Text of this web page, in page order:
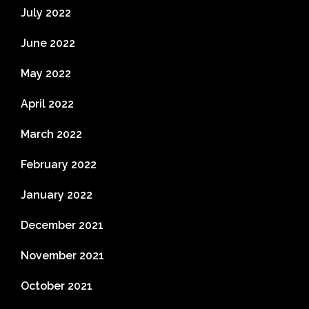
July 2022
June 2022
May 2022
April 2022
March 2022
February 2022
January 2022
December 2021
November 2021
October 2021